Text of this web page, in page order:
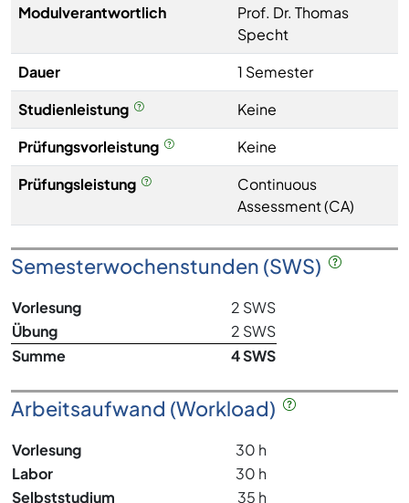
Modulverantwortlich
Prof. Dr. Thomas
Specht
Dauer
1 Semester
Studienleistung
Keine
Prüfungsvorleistung
Keine
Prüfungsleistung
Continuous
Assessment (CA)
Semesterwochenstunden (SWS)
Vorlesung
2 SWS
Übung
2 SWS
Summe
4 SWS
Arbeitsaufwand (Workload)
Vorlesung
30 h
Labor
30 h
Selbststudium
35 h